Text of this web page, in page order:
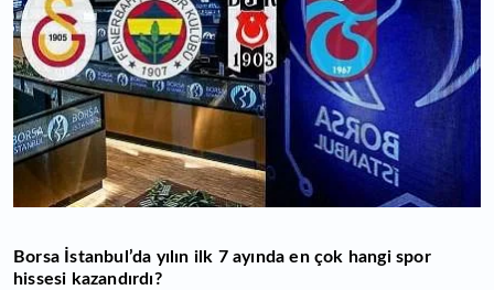
Borsa İstanbul’da yılın ilk 7 ayında en çok hangi spor
hissesi kazandırdı?